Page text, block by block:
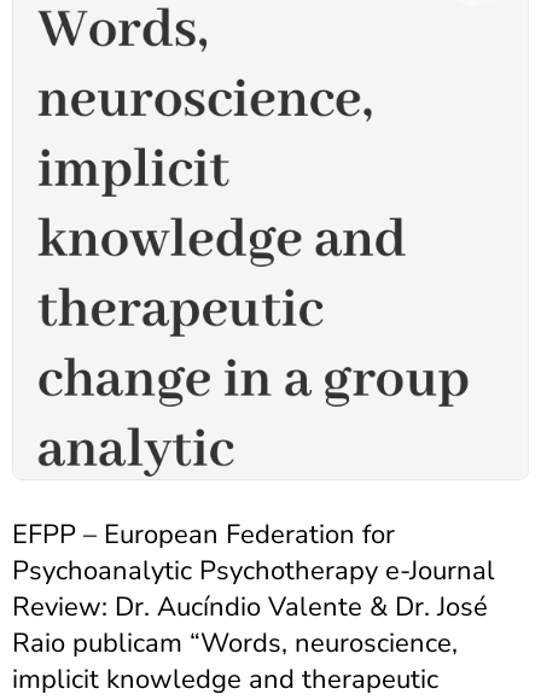
EFPP – European Federation for
Psychoanalytic Psychotherapy e-Journal
Review: Dr. Aucíndio Valente & Dr. José
Raio publicam “Words, neuroscience,
implicit knowledge and therapeutic